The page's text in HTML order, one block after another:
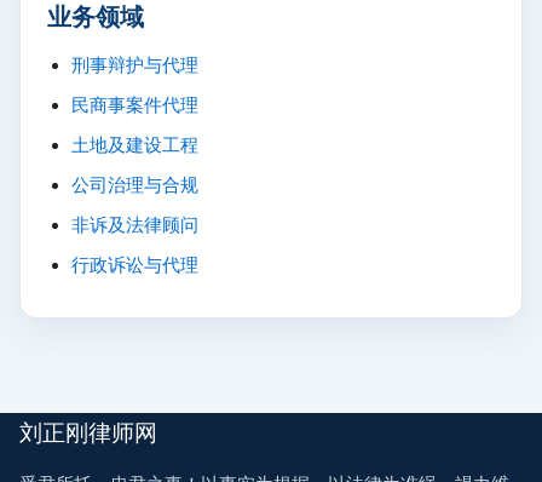
业务领域
刑事辩护与代理
民商事案件代理
土地及建设工程
公司治理与合规
非诉及法律顾问
行政诉讼与代理
刘正刚律师网